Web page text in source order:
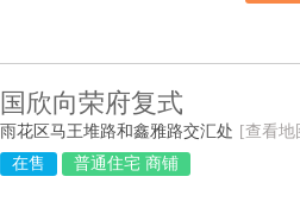
国欣向荣府复式
雨花区马王堆路和鑫雅路交汇处 [查看地
在售
普通住宅 商铺